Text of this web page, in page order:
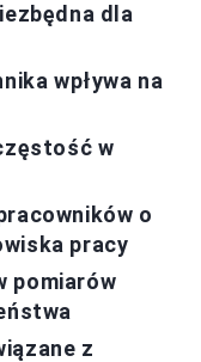
dla
wpływa na
w
o
pracy
pomiarów
z